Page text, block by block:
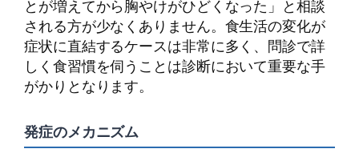
とが増えてから胸やけがひどくなった」と相談
される方が少なくありません。食生活の変化が
症状に直結するケースは非常に多く、問診で詳
しく食習慣を伺うことは診断において重要な手
がかりとなります。
発症のメカニズム